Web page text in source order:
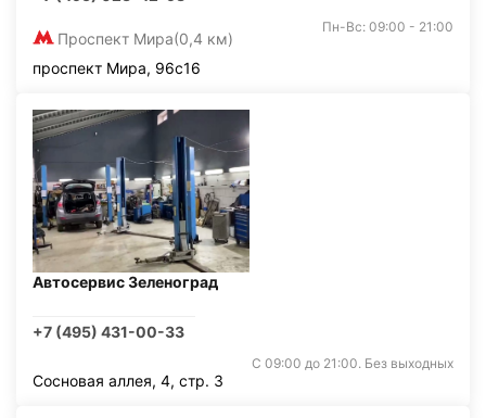
Проспект Мира(0,4 км)
Пн-Вс: 09:00 - 21:00
проспект Мира, 96с16
Автосервис Зеленоград
+7 (495) 431-00-33
С 09:00 до 21:00. Без выходных
Сосновая аллея, 4, стр. 3